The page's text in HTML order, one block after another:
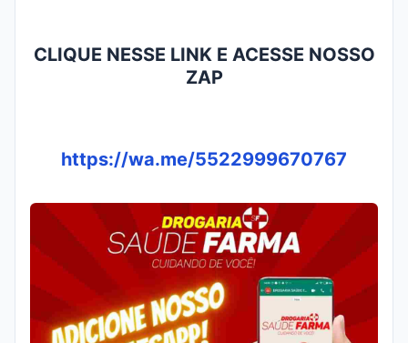
CLIQUE NESSE LINK E ACESSE NOSSO
ZAP
https://wa.me/5522999670767